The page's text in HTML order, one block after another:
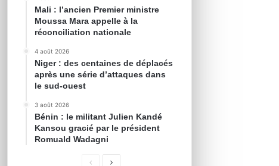
Mali : l’ancien Premier ministre
Moussa Mara appelle à la
réconciliation nationale
4 août 2026
Niger : des centaines de déplacés
après une série d’attaques dans
le sud-ouest
3 août 2026
Bénin : le militant Julien Kandé
Kansou gracié par le président
Romuald Wadagni